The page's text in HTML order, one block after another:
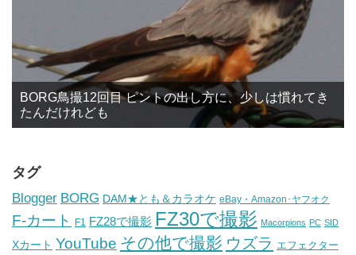
BORG鳥撮12回目 ピントの出し方に、少しは慣れてき
たんだけれども
タグ
Blogger BORG DAM★とも＆カラオケ eBay・Amazon･ヤフオク
F-カート F1 FZ28で撮影 FZ30で撮影 Macorpions PC SID
Xカート YouTube その他で撮影 ウズラ エフェクター